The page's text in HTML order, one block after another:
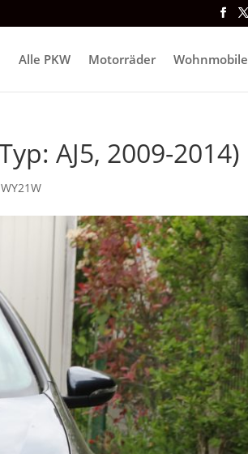
Alle PKW Motorräder Wohnmobile
AJ5, 2009-2014)
WY21W